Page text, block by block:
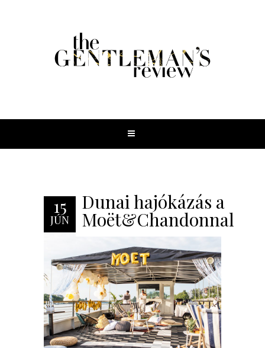
15
JÚN
Dunai hajókázás a
Moët&Chandonnal